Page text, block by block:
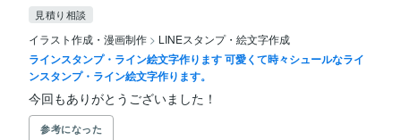
見積り相談
イラスト作成・漫画制作 > LINEスタンプ・絵文字作成
ラインスタンプ・ライン絵文字作ります 可愛くて時々シュールなライ
ンスタンプ・ライン絵文字作ります。
今回もありがとうございました！
参考になった